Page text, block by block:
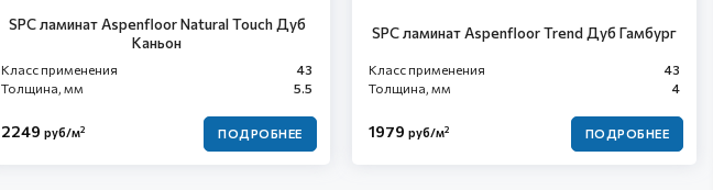
SPC ламинат Aspenfloor Natural Touch Дуб
Каньон
Класс применения
43
Толщина, мм
5.5
2249 руб/м2 ПОДРОБНЕЕ
SPC ламинат Aspenfloor Trend Дуб Гамбург
Класс применения
43
Толщина, мм
4
1979 руб/м2 ПОДРОБНЕЕ